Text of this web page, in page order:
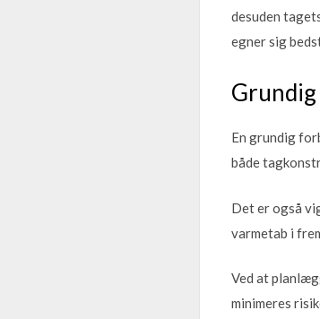
desuden
egner sig
En grundig
både
Det er også
varmetab i
Ved at
minimeres